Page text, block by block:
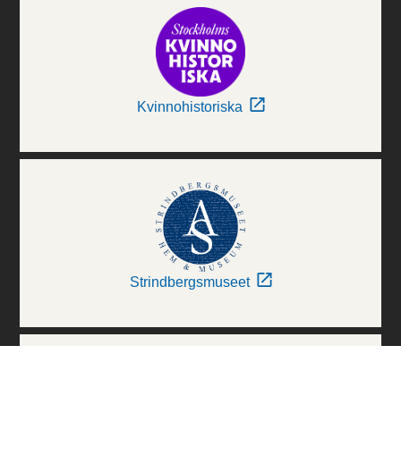
Kvinnohistoriska
Strindbergsmuseet